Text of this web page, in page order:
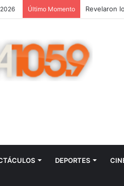
Último Momento
DEPORTES